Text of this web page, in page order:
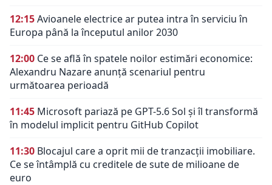
12:15Avioanele electrice ar putea intra în serviciu în
Europa până la începutul anilor 2030
12:00 Ce se află în spatele noilor estimări economice:
Alexandru Nazare anunță scenariul pentru
următoarea perioadă
11:45 Microsoft pariază pe GPT-5.6 Sol și îl transformă
în modelul implicit pentru GitHub Copilot
11:30 Blocajul care a oprit mii de tranzacții imobiliare.
Ce se întâmplă cu creditele de sute de milioane de
euro